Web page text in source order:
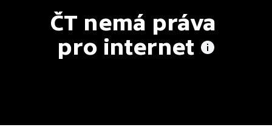
ČT nemá práva
pro internet